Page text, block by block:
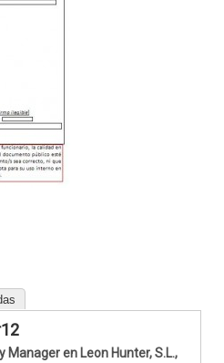
Manager en Leon Hunter, S.L.,